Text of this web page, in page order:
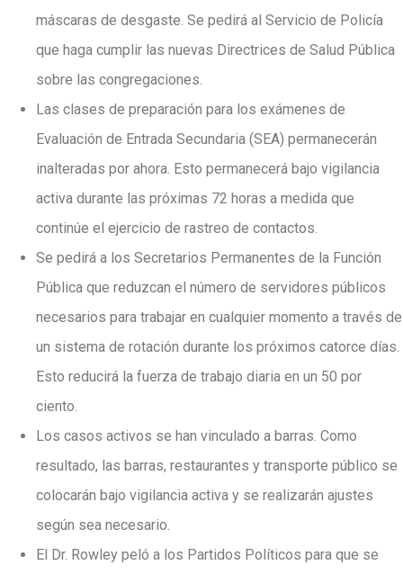
máscaras de desgaste. Se pedirá al Servicio de Policía
que haga cumplir las nuevas Directrices de Salud Pública
sobre las congregaciones.
Las clases de preparación para los exámenes de
Evaluación de Entrada Secundaria (SEA) permanecerán
inalteradas por ahora. Esto permanecerá bajo vigilancia
activa durante las próximas 72 horas a medida que
continúe el ejercicio de rastreo de contactos.
Se pedirá a los Secretarios Permanentes de la Función
Pública que reduzcan el número de servidores públicos
necesarios para trabajar en cualquier momento a través de
un sistema de rotación durante los próximos catorce días.
Esto reducirá la fuerza de trabajo diaria en un 50 por
ciento.
Los casos activos se han vinculado a barras. Como
resultado, las barras, restaurantes y transporte público se
colocarán bajo vigilancia activa y se realizarán ajustes
según sea necesario.
El Dr. Rowley peló a los Partidos Políticos para que se